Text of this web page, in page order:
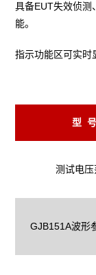
具备EUT失效侦测
能。
指示功能区可实时
型 号
测试电压
GJB151A波形